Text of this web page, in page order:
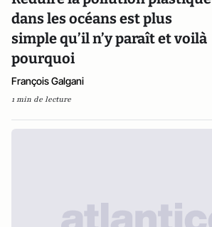
dans les océans est plus
simple qu’il n’y paraît et voilà
pourquoi
François Galgani
1 min de lecture